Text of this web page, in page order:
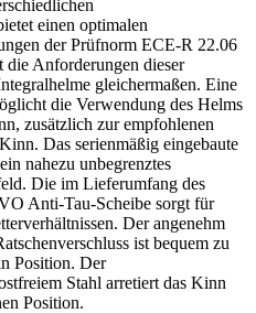
einen optimalen
der Prüfnorm ECE-R 22.06
Anforderungen dieser
gleichermaßen. Eine
die Verwendung des Helms
zusätzlich zur empfohlenen
Das serienmäßig eingebaute
nahezu unbegrenztes
Die im Lieferumfang des
Anti-Tau-Scheibe sorgt für
Der angenehm
ist bequem zu
Position. Der
Stahl arretiert das Kinn
Position.